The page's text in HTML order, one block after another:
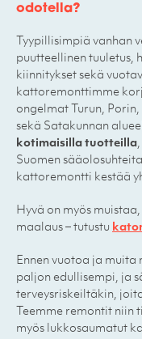
odotella?
Tyypillisimpiä vanhan
puutteellinen tuuletus,
kiinnitykset sekä
kattoremonttimme
ongelmat Turun,
sekä Satakunnan
kotimaisilla tuotteilla
Suomen
kattoremontti kestää
Hyvä on myös
maalaus – tutustu
Ennen vuotoa ja
paljon edullisempi, ja
terveysriskeiltäkin,
Teemme remontit
myös lukkosaumatut